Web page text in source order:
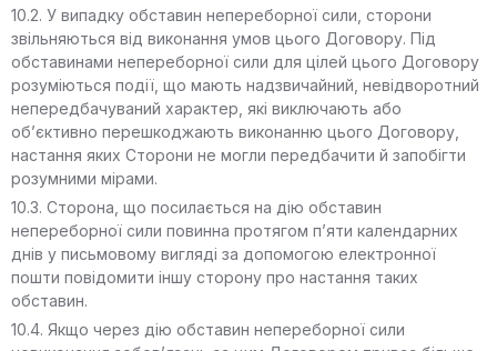
10.2. У випадку обставин непереборної сили, сторони
звільняються від виконання умов цього Договору. Під
обставинами непереборної сили для цілей цього Договору
розуміються події, що мають надзвичайний, невідворотний
непередбачуваний характер, які виключають або
об’єктивно перешкоджають виконанню цього Договору,
настання яких Сторони не могли передбачити й запобігти
розумними мірами.
10.3. Сторона, що посилається на дію обставин
непереборної сили повинна протягом п’яти календарних
днів у письмовому вигляді за допомогою електронної
пошти повідомити іншу сторону про настання таких
обставин.
10.4. Якщо через дію обставин непереборної сили